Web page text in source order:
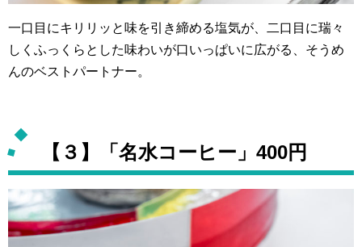
一口目にキリリッと味を引き締める塩気が、二口目に瑞々
しくふっくらとした味わいが口いっぱいに広がる、そうめ
んのベストパートナー。
【３】「名水コーヒー」400円